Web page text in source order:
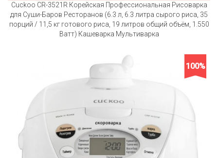
Cuckoo CR-3521R Корейская Профессиональная Рисоварка
для Суши-Баров Ресторанов (6.3 л, 6.3 литра сырого риса, 35
порций / 11,5 кг готового риса, 19 литров общий объём, 1.550
Ватт) Кашеварка Мультиварка
100%